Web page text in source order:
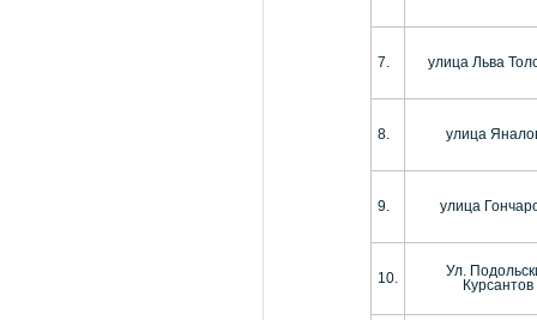
7. улица Льва
8. улица
9. улица
10.
Ул.
Курсантов